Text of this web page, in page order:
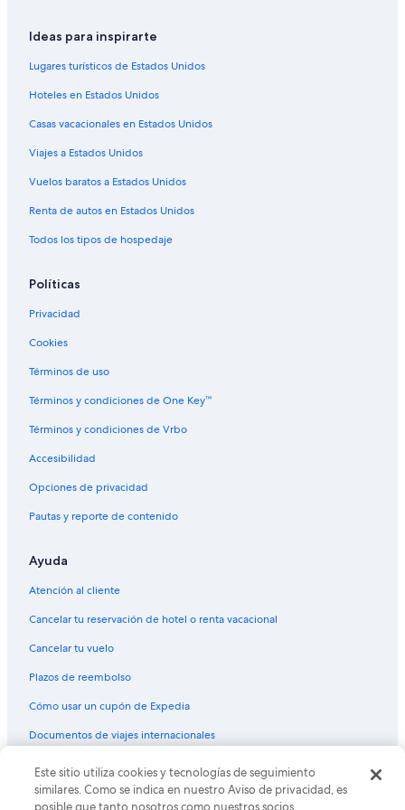
Ideas para inspirarte
Lugares turísticos de Estados Unidos
Hoteles en Estados Unidos
Casas vacacionales en Estados Unidos
Viajes a Estados Unidos
Vuelos baratos a Estados Unidos
Renta de autos en Estados Unidos
Todos los tipos de hospedaje
Políticas
Privacidad
Cookies
Términos de uso
Términos y condiciones de One Key™
Términos y condiciones de Vrbo
Accesibilidad
Opciones de privacidad
Pautas y reporte de contenido
Ayuda
Atención al cliente
Cancelar tu reservación de hotel o renta vacacional
Cancelar tu vuelo
Plazos de reembolso
Cómo usar un cupón de Expedia
Documentos de viajes internacionales
© 2026 Expedia, Inc., una empresa de Expedia Group. Todos los
derechos reservados. Expedia y el logo de Expedia son marcas
registradas o marcas comerciales de Expedia, Inc. CST# 2029030-50.
Este sitio utiliza cookies y tecnologías de seguimiento
similares. Como se indica en nuestro Aviso de privacidad, es
posible que tanto nosotros como nuestros socios